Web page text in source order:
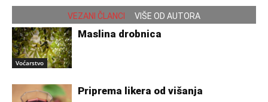
VEZANI ČLANCI VIŠE OD AUTORA
Voćarstvo
Maslina drobnica
Priprema likera od višanja